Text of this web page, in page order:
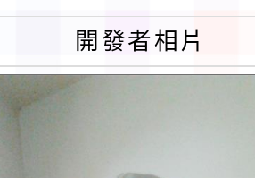
動站」第二階段
及各區簡章
校安中心白海豚
領人才培育課程
園市115學年度
開發者相片